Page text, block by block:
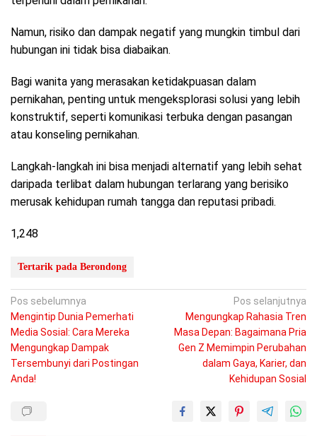
Namun, risiko dan dampak negatif yang mungkin timbul dari
hubungan ini tidak bisa diabaikan.
Bagi wanita yang merasakan ketidakpuasan dalam
pernikahan, penting untuk mengeksplorasi solusi yang lebih
konstruktif, seperti komunikasi terbuka dengan pasangan
atau konseling pernikahan.
Langkah-langkah ini bisa menjadi alternatif yang lebih sehat
daripada terlibat dalam hubungan terlarang yang berisiko
merusak kehidupan rumah tangga dan reputasi pribadi.
1,248
Tertarik pada Berondong
Navigasi
pos
Pos sebelumnya
Mengintip Dunia Pemerhati
Media Sosial: Cara Mereka
Mengungkap Dampak
Tersembunyi dari Postingan
Anda!
Pos selanjutnya
Mengungkap Rahasia Tren
Masa Depan: Bagaimana Pria
Gen Z Memimpin Perubahan
dalam Gaya, Karier, dan
Kehidupan Sosial